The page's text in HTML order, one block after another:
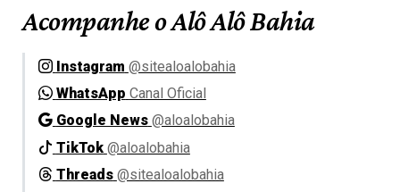
Acompanhe o Alô Alô Bahia
Instagram @sitealoalobahia
WhatsApp Canal Oficial
Google News @aloalobahia
TikTok @aloalobahia
Threads @sitealoalobahia